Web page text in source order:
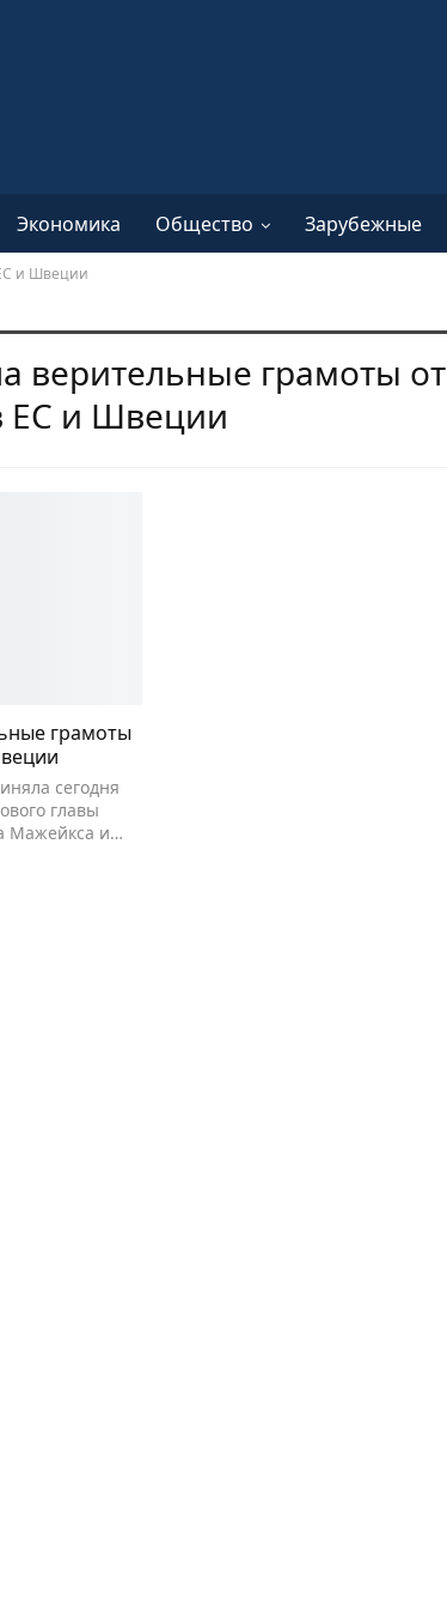
Экономика Общество Зарубежные
и Швеции
верительные грамоты от
ЕС и Швеции
грамоты
сегодня
главы
Мажейкса и…